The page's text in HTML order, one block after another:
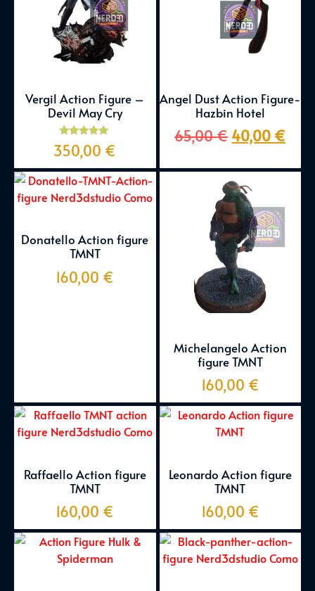
Vergil Action Figure –
Devil May Cry
Valutato
5.00
350,00 €
Angel Dust Action Figure-
Hazbin Hotel
65,00€ 40,00 €
Donatello Action figure
TMNT
160,00 €
Michelangelo Action
figure TMNT
160,00 €
Raffaello Action figure
TMNT
160,00 €
Leonardo Action figure
TMNT
160,00 €